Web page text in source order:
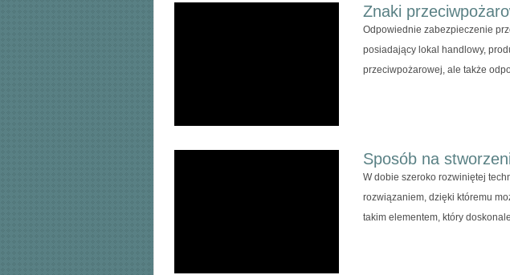
Znaki
Odpowiednie zabezpieczenie
posiadający lokal handlowy,
przeciwpożarowej, ale także
Sposób na
W dobie szeroko rozwiniętej
rozwiązaniem, dzięki któremu
takim elementem, który